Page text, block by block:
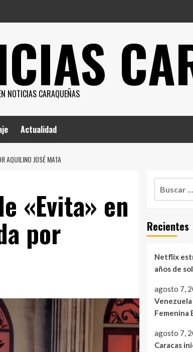
NOTICIAS CARAQUEÑAS
Actualidad
AQUILINO JOSÉ MATA
«Evita» en
por Recientes
Netflix
años de
agosto 7,
Femenina
agosto 7,
Caracas